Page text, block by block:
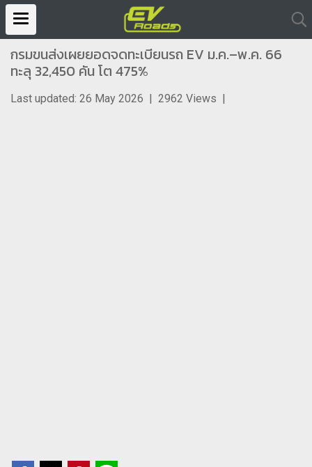
กรมขนส่งเผยยอดจดทะเบียนรถ EV ม.ค.–พ.ค. 66
ทะลุ 32,450 คัน โต 475%
Last updated: 26 May 2026 | 2962 Views |